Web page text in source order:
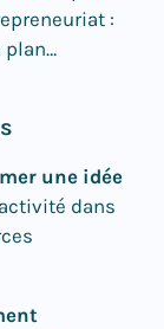
:
plan…
une idée
dans